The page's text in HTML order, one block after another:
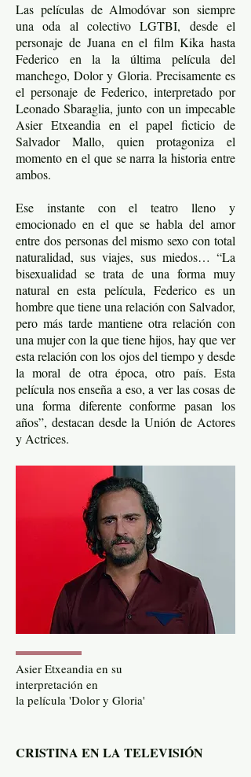
Las películas de Almodóvar son siempre
una oda al colectivo LGTBI, desde el
personaje de Juana en el film Kika hasta
Federico en la la última película del
manchego, Dolor y Gloria. Precisamente es
el personaje de Federico, interpretado por
Leonado Sbaraglia, junto con un impecable
Asier Etxeandia en el papel ficticio de
Salvador Mallo, quien protagoniza el
momento en el que se narra la historia entre
ambos.
Ese instante con el teatro lleno y
emocionado en el que se habla del amor
entre dos personas del mismo sexo con total
naturalidad, sus viajes, sus miedos… “La
bisexualidad se trata de una forma muy
natural en esta película, Federico es un
hombre que tiene una relación con Salvador,
pero más tarde mantiene otra relación con
una mujer con la que tiene hijos, hay que ver
esta relación con los ojos del tiempo y desde
la moral de otra época, otro país. Esta
película nos enseña a eso, a ver las cosas de
una forma diferente conforme pasan los
años”, destacan desde la Unión de Actores
y Actrices.
Asier Etxeandia en su
interpretación en
la película 'Dolor y Gloria'
CRISTINA EN LA TELEVISIÓN